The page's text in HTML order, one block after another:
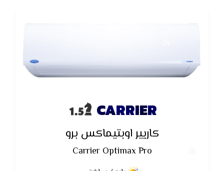
CARRIER
كاريير اوبتيماكس برو
Carrier Optimax Pro